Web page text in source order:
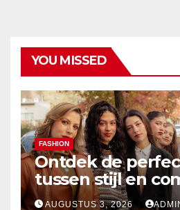
YOU MISSED
FASHION
Ontdek de
tussen stijl en
nieuwste
AUGUSTUS 3, 2026